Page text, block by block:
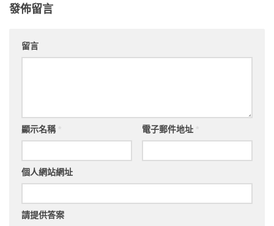
發佈留言
留言
顯示名稱 電子郵件地址
個人網站網址
請提供答案